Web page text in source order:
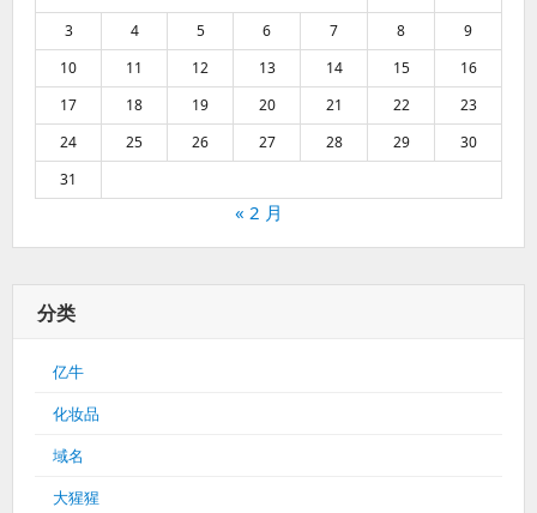
3
4 5 6 7 8
9
10
11 12 13 14 15
16
17
18 19 20 21 22
23
24
25 26 27 28 29
30
31
« 2 月
分类
亿牛
化妆品
域名
大猩猩